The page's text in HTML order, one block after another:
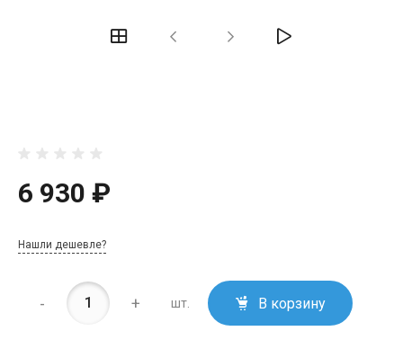
6 930 ₽
Нашли дешевле?
- + шт. В корзину